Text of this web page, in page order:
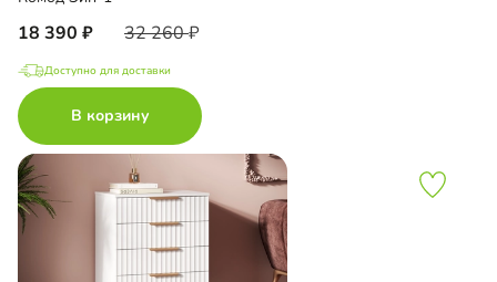
18 390 32 260
Доступно для доставки
В корзину